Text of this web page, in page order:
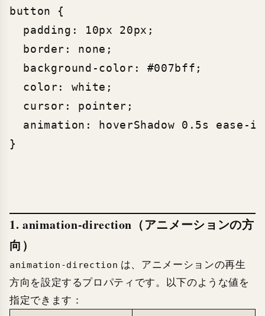
button {
  padding: 10px 20px;
  border: none;
  background-color: #007bff;
  color: white;
  cursor: pointer;
animation: hoverShadow 0.5s ease-
1. animation-direction（アニメーションの方
向）
animation-direction は、アニメーションの再生
方向を設定するプロパティです。以下のような値を
指定できます：